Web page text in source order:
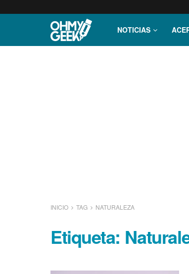
NOTICIAS
INICIO TAG NATURALEZA
Etiqueta: